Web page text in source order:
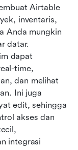
Airtable
inventaris,
Anda mungkin
datar.
dapat
time,
dan melihat
Ini juga
edit, sehingga
akses dan
integrasi